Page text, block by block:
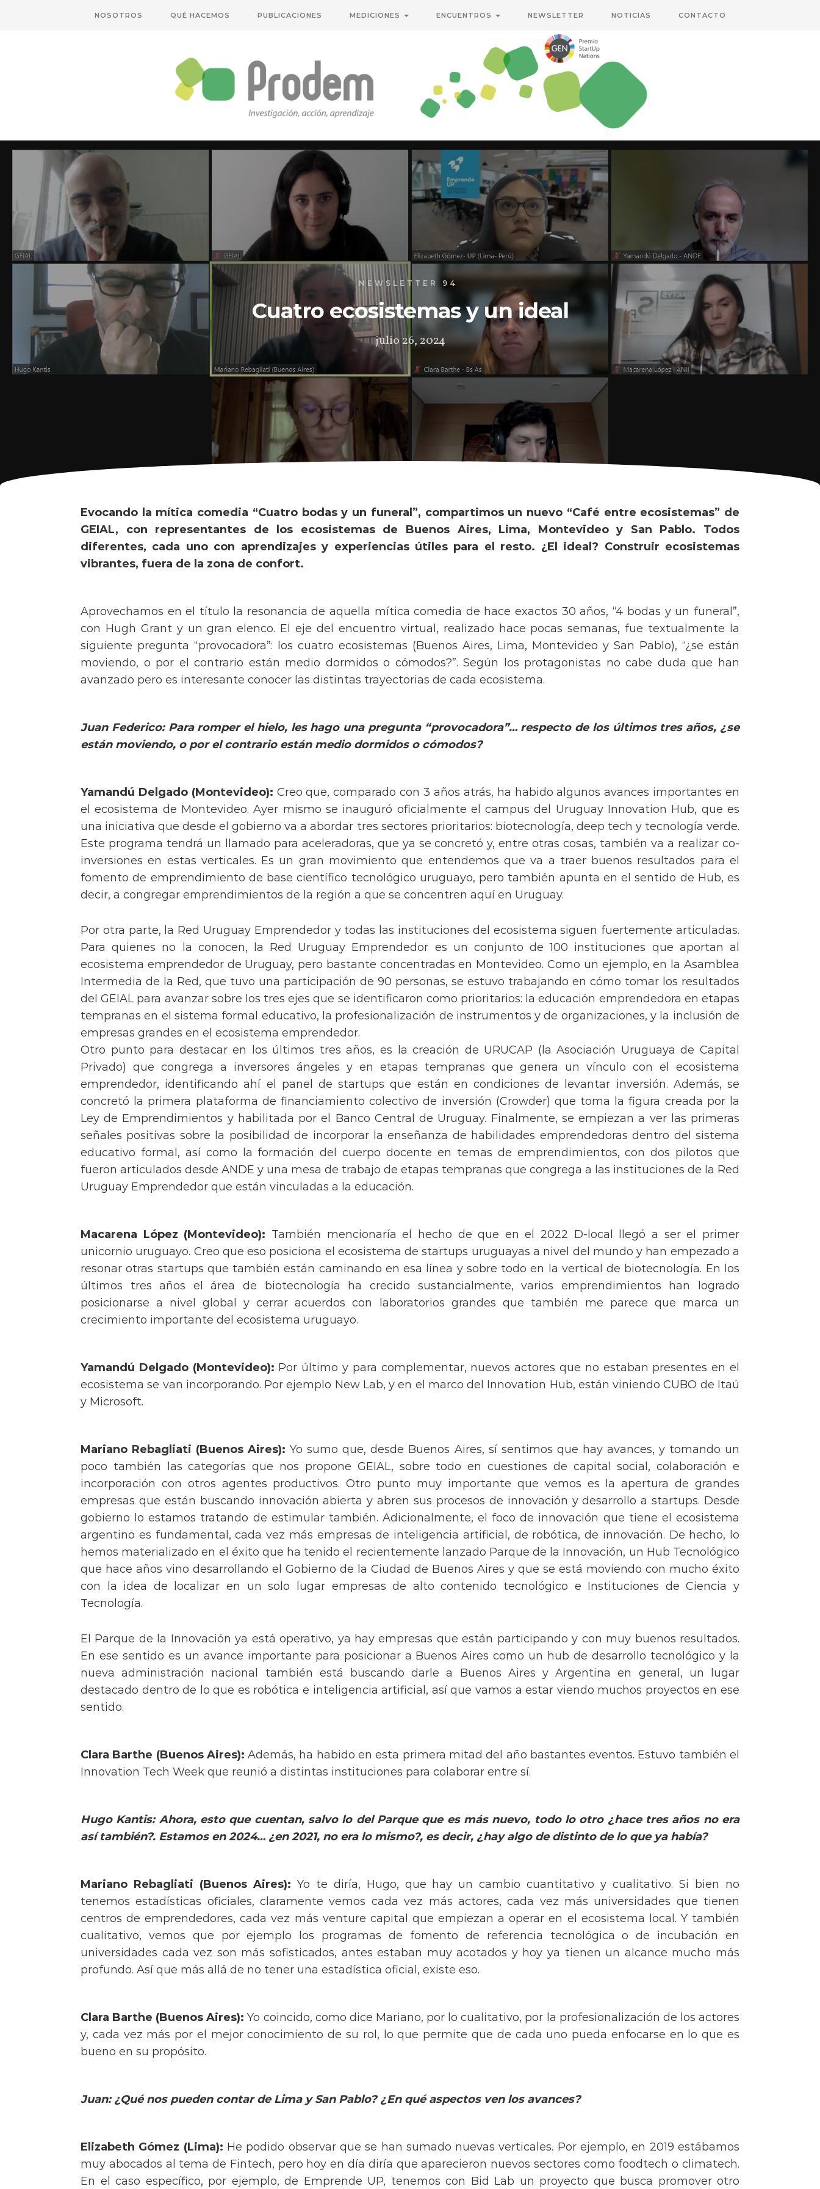
NOSOTROS QUÉ HACEMOS PUBLICACIONES MEDICIONES ENCUENTROS NEWSLETTER NOTICIAS CONTACTO
NEWSLETTER 94
Cuatro ecosistemas y un ideal
julio 26, 2024
Evocando la mítica comedia “Cuatro bodas y un funeral”, compartimos un nuevo “Café entre ecosistemas” de
GEIAL, con representantes de los ecosistemas de Buenos Aires, Lima, Montevideo y San Pablo. Todos
diferentes, cada uno con aprendizajes y experiencias útiles para el resto. ¿El ideal? Construir ecosistemas
vibrantes, fuera de la zona de confort.
Aprovechamos en el título la resonancia de aquella mítica comedia de hace exactos 30 años, “4 bodas y un funeral”,
con Hugh Grant y un gran elenco. El eje del encuentro virtual, realizado hace pocas semanas, fue textualmente la
siguiente pregunta “provocadora”: los cuatro ecosistemas (Buenos Aires, Lima, Montevideo y San Pablo), “¿se están
moviendo, o por el contrario están medio dormidos o cómodos?”. Según los protagonistas no cabe duda que han
avanzado pero es interesante conocer las distintas trayectorias de cada ecosistema.
Juan Federico: Para romper el hielo, les hago una pregunta “provocadora”… respecto de los últimos tres años, ¿se
están moviendo, o por el contrario están medio dormidos o cómodos?
Yamandú Delgado (Montevideo): Creo que, comparado con 3 años atrás, ha habido algunos avances importantes en
el ecosistema de Montevideo. Ayer mismo se inauguró oficialmente el campus del Uruguay Innovation Hub, que es
una iniciativa que desde el gobierno va a abordar tres sectores prioritarios: biotecnología, deep tech y tecnología verde.
Este programa tendrá un llamado para aceleradoras, que ya se concretó y, entre otras cosas, también va a realizar co-
inversiones en estas verticales. Es un gran movimiento que entendemos que va a traer buenos resultados para el
fomento de emprendimiento de base científico tecnológico uruguayo, pero también apunta en el sentido de Hub, es
decir, a congregar emprendimientos de la región a que se concentren aquí en Uruguay.
Por otra parte, la Red Uruguay Emprendedor y todas las instituciones del ecosistema siguen fuertemente articuladas.
Para quienes no la conocen, la Red Uruguay Emprendedor es un conjunto de 100 instituciones que aportan al
ecosistema emprendedor de Uruguay, pero bastante concentradas en Montevideo. Como un ejemplo, en la Asamblea
Intermedia de la Red, que tuvo una participación de 90 personas, se estuvo trabajando en cómo tomar los resultados
del GEIAL para avanzar sobre los tres ejes que se identificaron como prioritarios: la educación emprendedora en etapas
tempranas en el sistema formal educativo, la profesionalización de instrumentos y de organizaciones, y la inclusión de
empresas grandes en el ecosistema emprendedor.
Otro punto para destacar en los últimos tres años, es la creación de URUCAP (la Asociación Uruguaya de Capital
Privado) que congrega a inversores ángeles y en etapas tempranas que genera un vínculo con el ecosistema
emprendedor, identificando ahí el panel de startups que están en condiciones de levantar inversión. Además, se
concretó la primera plataforma de financiamiento colectivo de inversión (Crowder) que toma la figura creada por la
Ley de Emprendimientos y habilitada por el Banco Central de Uruguay. Finalmente, se empiezan a ver las primeras
señales positivas sobre la posibilidad de incorporar la enseñanza de habilidades emprendedoras dentro del sistema
educativo formal, así como la formación del cuerpo docente en temas de emprendimientos, con dos pilotos que
fueron articulados desde ANDE y una mesa de trabajo de etapas tempranas que congrega a las instituciones de la Red
Uruguay Emprendedor que están vinculadas a la educación.
Macarena López (Montevideo): También mencionaría el hecho de que en el 2022 D-local llegó a ser el primer
unicornio uruguayo. Creo que eso posiciona el ecosistema de startups uruguayas a nivel del mundo y han empezado a
resonar otras startups que también están caminando en esa línea y sobre todo en la vertical de biotecnología. En los
últimos tres años el área de biotecnología ha crecido sustancialmente, varios emprendimientos han logrado
posicionarse a nivel global y cerrar acuerdos con laboratorios grandes que también me parece que marca un
crecimiento importante del ecosistema uruguayo.
Yamandú Delgado (Montevideo): Por último y para complementar, nuevos actores que no estaban presentes en el
ecosistema se van incorporando. Por ejemplo New Lab, y en el marco del Innovation Hub, están viniendo CUBO de Itaú
y Microsoft.
Mariano Rebagliati (Buenos Aires): Yo sumo que, desde Buenos Aires, sí sentimos que hay avances, y tomando un
poco también las categorías que nos propone GEIAL, sobre todo en cuestiones de capital social, colaboración e
incorporación con otros agentes productivos. Otro punto muy importante que vemos es la apertura de grandes
empresas que están buscando innovación abierta y abren sus procesos de innovación y desarrollo a startups. Desde
gobierno lo estamos tratando de estimular también. Adicionalmente, el foco de innovación que tiene el ecosistema
argentino es fundamental, cada vez más empresas de inteligencia artificial, de robótica, de innovación. De hecho, lo
hemos materializado en el éxito que ha tenido el recientemente lanzado Parque de la Innovación, un Hub Tecnológico
que hace años vino desarrollando el Gobierno de la Ciudad de Buenos Aires y que se está moviendo con mucho éxito
con la idea de localizar en un solo lugar empresas de alto contenido tecnológico e Instituciones de Ciencia y
Tecnología.
El Parque de la Innovación ya está operativo, ya hay empresas que están participando y con muy buenos resultados.
En ese sentido es un avance importante para posicionar a Buenos Aires como un hub de desarrollo tecnológico y la
nueva administración nacional también está buscando darle a Buenos Aires y Argentina en general, un lugar
destacado dentro de lo que es robótica e inteligencia artificial, así que vamos a estar viendo muchos proyectos en ese
sentido.
Clara Barthe (Buenos Aires): Además, ha habido en esta primera mitad del año bastantes eventos. Estuvo también el
Innovation Tech Week que reunió a distintas instituciones para colaborar entre sí.
Hugo Kantis: Ahora, esto que cuentan, salvo lo del Parque que es más nuevo, todo lo otro ¿hace tres años no era
así también?. Estamos en 2024… ¿en 2021, no era lo mismo?, es decir, ¿hay algo de distinto de lo que ya había?
Mariano Rebagliati (Buenos Aires): Yo te diría, Hugo, que hay un cambio cuantitativo y cualitativo. Si bien no
tenemos estadísticas oficiales, claramente vemos cada vez más actores, cada vez más universidades que tienen
centros de emprendedores, cada vez más venture capital que empiezan a operar en el ecosistema local. Y también
cualitativo, vemos que por ejemplo los programas de fomento de referencia tecnológica o de incubación en
universidades cada vez son más sofisticados, antes estaban muy acotados y hoy ya tienen un alcance mucho más
profundo. Así que más allá de no tener una estadística oficial, existe eso.
Clara Barthe (Buenos Aires): Yo coincido, como dice Mariano, por lo cualitativo, por la profesionalización de los actores
y, cada vez más por el mejor conocimiento de su rol, lo que permite que de cada uno pueda enfocarse en lo que es
bueno en su propósito.
Juan: ¿Qué nos pueden contar de Lima y San Pablo? ¿En qué aspectos ven los avances?
Elizabeth Gómez (Lima): He podido observar que se han sumado nuevas verticales. Por ejemplo, en 2019 estábamos
muy abocados al tema de Fintech, pero hoy en día diría que aparecieron nuevos sectores como foodtech o climatech.
En el caso específico, por ejemplo, de Emprende UP, tenemos con Bid Lab un proyecto que busca promover otro